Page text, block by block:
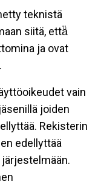
teknistä
siitä, että̈
ja ovat
vain
joiden
Rekisterin
edellyttää